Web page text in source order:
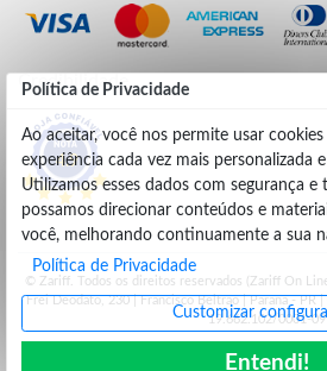
Política de Privacidade
Ao aceitar, você nos permite usar
experiência cada vez mais personalizada
Utilizamos esses dados com segurança e
possamos direcionar conteúdos e
você, melhorando continuamente a sua
Política de Privacidade
Customizar
Entendi!
Credibilidade
4.9
© Zariff. Todos os direitos reservados (Zariff On
Frei Deodato, 230 | Francisco Beltrão | Parana - PR
19.662.102/0001-09